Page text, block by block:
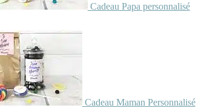
Cadeau Papa personnalisé
Cadeau Maman Personnalisé